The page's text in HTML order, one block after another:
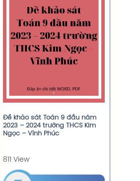
Đề khảo sát Toán 9 đầu năm
2023 – 2024 trường THCS Kim
Ngọc – Vĩnh Phúc
811 View